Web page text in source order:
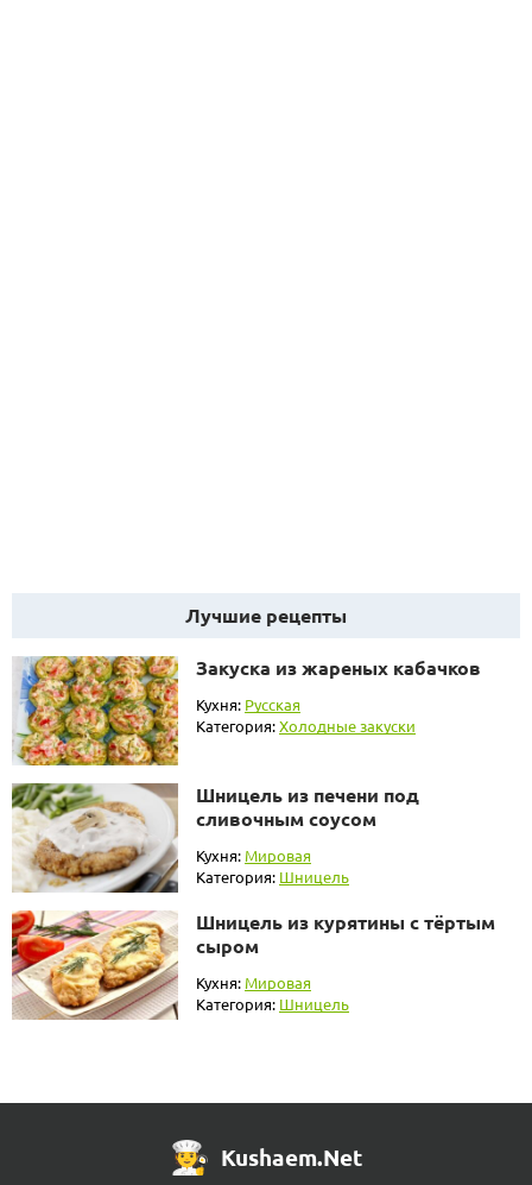
Лучшие рецепты
Закуска из жареных кабачков
Кухня: Русская
Категория:Холодные закуски
Шницель из печени под
сливочным соусом
Кухня: Мировая
Категория: Шницель
Шницель из курятины с тёртым
сыром
Кухня: Мировая
Категория: Шницель
Kushaem.Net